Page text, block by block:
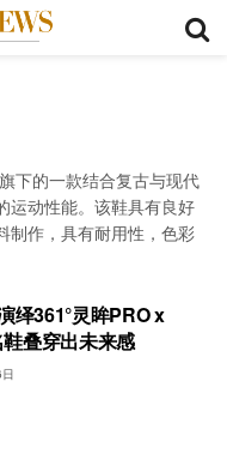
下的一款结合复古与现代
运动性能。‌该鞋具有良好
制作，具有耐用性‌，色彩
绎361°灵眸PRO x
叠穿出未来感